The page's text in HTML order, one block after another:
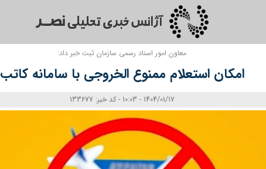
معاون امور اسناد رسمی سازمان ثبت خبر داد:
امکان استعلام ممنوع الخروجی با سامانه کاتب
1404/01/17 - 10:03 - کد خبر: 133677